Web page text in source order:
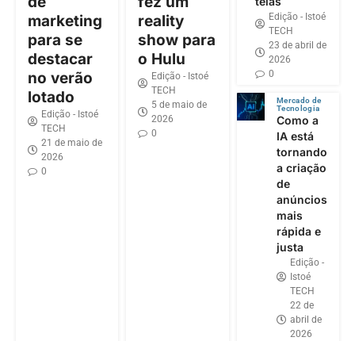
marketing
para se
destacar
no verão
lotado
Edição - Istoé
TECH
21 de maio de
2026
0
reality
show para
o Hulu
Edição - Istoé
TECH
5 de maio de
2026
0
Edição - Istoé
TECH
23 de abril de
2026
0
Mercado de
Tecnologia
Como a
IA está
tornando
a criação
de
anúncios
mais
rápida e
justa
Edição -
Istoé
TECH
22 de
abril de
2026